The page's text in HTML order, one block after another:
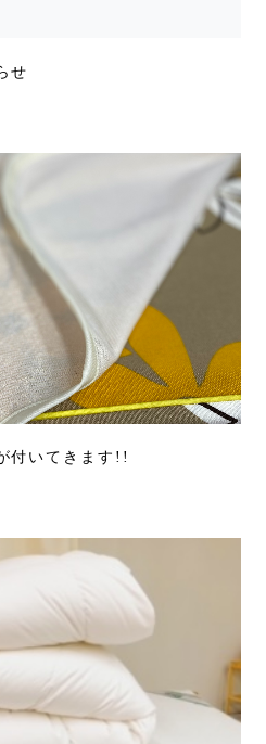
せ
付いてきます!!